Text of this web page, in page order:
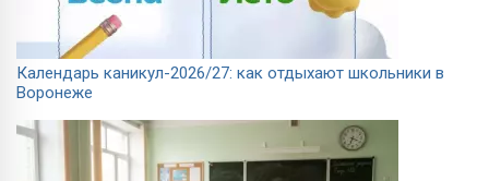
Календарь каникул-2026/27: как отдыхают школьники в
Воронеже